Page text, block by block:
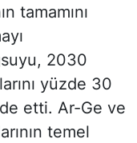
tamamını
2030
yüzde 30
etti. Ar-Ge ve
temel